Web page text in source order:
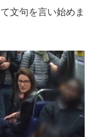
文句を言い始めま